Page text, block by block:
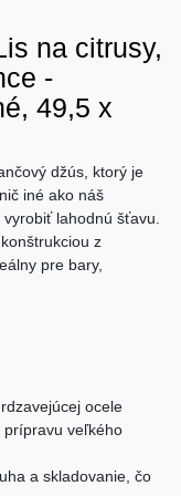
na citrusy,
-
49,5 x
džús, ktorý je
iné ako náš
lahodnú šťavu.
z
pre bary,
ocele
prípravu veľkého
a skladovanie, čo